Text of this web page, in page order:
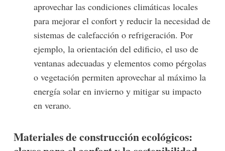
aprovechar las condiciones climáticas locales
para mejorar el confort y reducir la necesidad de
sistemas de calefacción o refrigeración. Por
ejemplo, la orientación del edificio, el uso de
ventanas adecuadas y elementos como pérgolas
o vegetación permiten aprovechar al máximo la
energía solar en invierno y mitigar su impacto
en verano.
Materiales de construcción ecológicos: